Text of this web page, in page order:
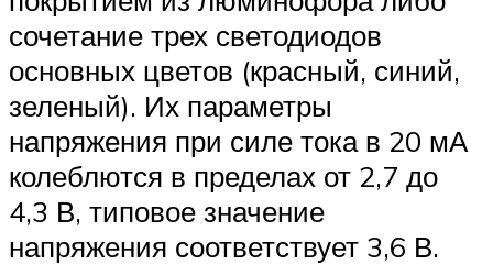
сочетание трех светодиодов
основных цветов (красный, синий,
зеленый). Их параметры
напряжения при силе тока в 20 мА
колеблются в пределах от 2,7 до
4,3 В, типовое значение
напряжения соответствует 3,6 В.